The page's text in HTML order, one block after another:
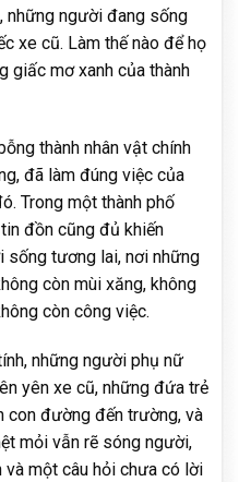
những người đang sống
xe cũ. Làm thế nào để họ
giấc mơ xanh của thành
thành nhân vật chính
đã làm đúng việc của
Trong một thành phố
đồn cũng đủ khiến
sống tương lai, nơi những
còn mùi xăng, không
còn công việc.
những người phụ nữ
yên xe cũ, những đứa trẻ
con đường đến trường, và
mỏi vẫn rẽ sóng người,
và một câu hỏi chưa có lời